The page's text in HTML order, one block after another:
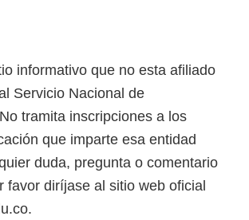
informativo que no esta afiliado
Servicio Nacional de
tramita inscripciones a los
que imparte esa entidad
duda, pregunta o comentario
favor diríjase al sitio web oficial